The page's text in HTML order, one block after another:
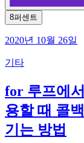
8퍼센트
2020년 10월 26일
기타
for 루프에
용할 때 콜
기는 방법